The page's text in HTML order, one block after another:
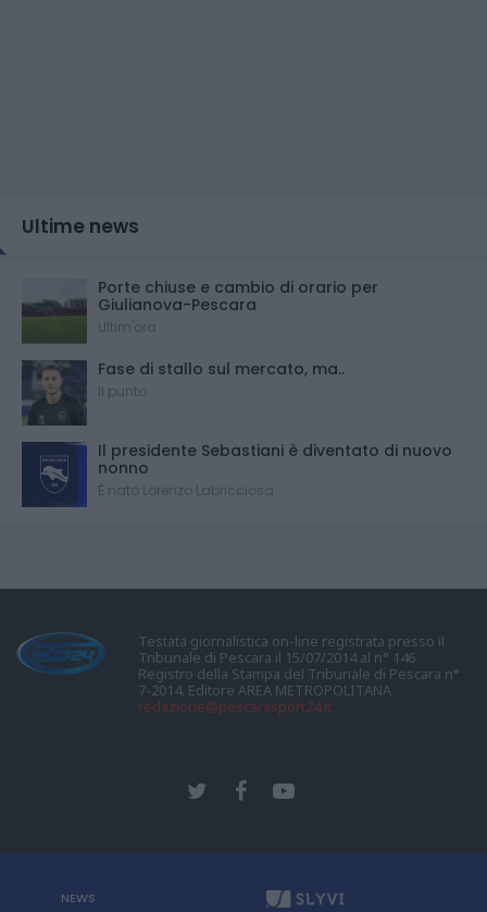
Ultime news
Porte chiuse e cambio di orario per
Giulianova-Pescara
Ultim'ora
Fase di stallo sul mercato, ma..
Il punto
Il presidente Sebastiani è diventato di nuovo
nonno
È nato Lorenzo Labricciosa
Testata giornalistica on-line registrata presso il
Tribunale di Pescara il 15/07/2014 al n° 146
Registro della Stampa del Tribunale di Pescara n°
7-2014. Editore AREA METROPOLITANA
redazione@pescarasport24.it
NEWS